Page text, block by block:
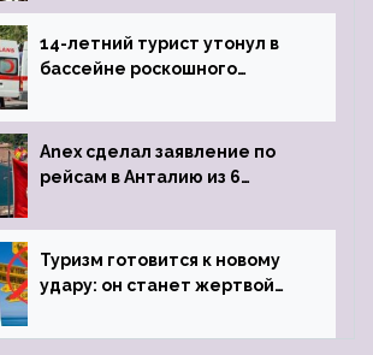
задержке рейса
14-летний турист утонул в
бассейне роскошного
Anex сделал заявление по
рейсам в Анталию из 6
Туризм готовится к новому
удару: он станет жертвой